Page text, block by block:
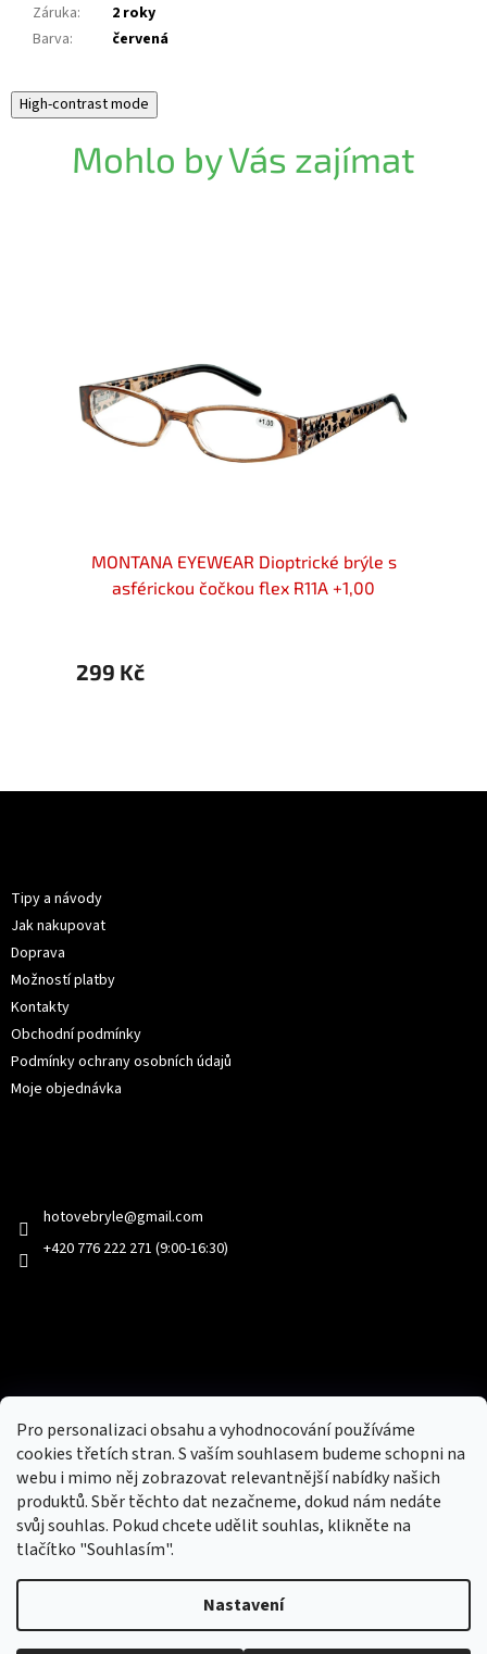
Pro personalizaci obsahu a vyhodnocování používáme
cookies třetích stran. S vaším souhlasem budeme schopni na
webu i mimo něj zobrazovat relevantnější nabídky našich
produktů. Sběr těchto dat nezačneme, dokud nám nedáte
svůj souhlas. Pokud chcete udělit souhlas, klikněte na
tlačítko "Souhlasím".
Nastavení
Záruka:
2 roky
Barva: červená
High-contrast mode
Mohlo by Vás zajímat
MONTANA EYEWEAR Dioptrické brýle s
asférickou čočkou flex R11A +1,00
299 Kč
Tipy a návody
Jak nakupovat
Doprava
Možností platby
Kontakty
Obchodní podmínky
Podmínky ochrany osobních údajů
Moje objednávka
hotovebryle@gmail.com
+420 776 222 271 (9:00-16:30)
Přijímáme online platby
Nový obchod s batohy, cestovními zavazadly, tašky a peněženky